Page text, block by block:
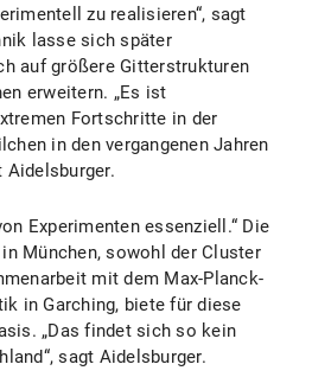
zu realisieren“, sagt
lasse sich später
auf größere Gitterstrukturen
erweitern. „Es ist
Fortschritte in der
in den vergangenen Jahren
Aidelsburger.
Experimenten essenziell.“ Die
München, sowohl der Cluster
mit dem Max-Planck-
in Garching, biete für diese
„Das findet sich so kein
sagt Aidelsburger.